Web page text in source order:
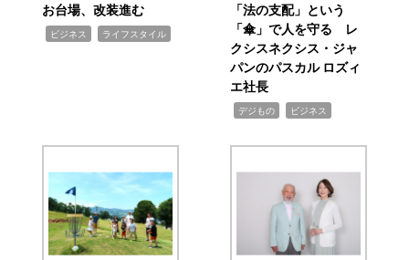
お台場、改装進む
ビジネス ライフスタイル
「法の支配」という
「傘」で人を守る レ
クシスネクシス・ジャ
パンのパスカル ロズィ
エ社長
デジもの ビジネス